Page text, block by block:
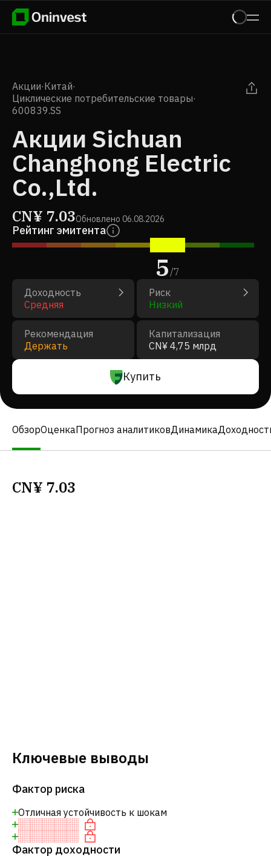
Акции·Китай·
Циклические потребительские товары·
600839.SS
Акции Sichuan
Changhong Electric
Co.,Ltd.
CN¥ 7.03Обновлено 06.08.2026
Рейтинг эмитента
5/7
Доходность
Средняя
Риск
Низкий
Рекомендация
Держать
Капитализация
CN¥ 4,75 млрд
Купить
ОбзорОценкаПрогноз аналитиковДинамика
CN¥ 7.03
Ключевые выводы
Фактор риска
Отличная устойчивость к шокам
Фактор доходности